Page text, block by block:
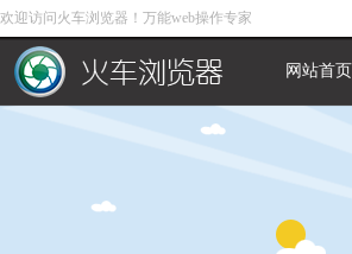
欢迎访问火车浏览器！万能web操作专家
网站首页